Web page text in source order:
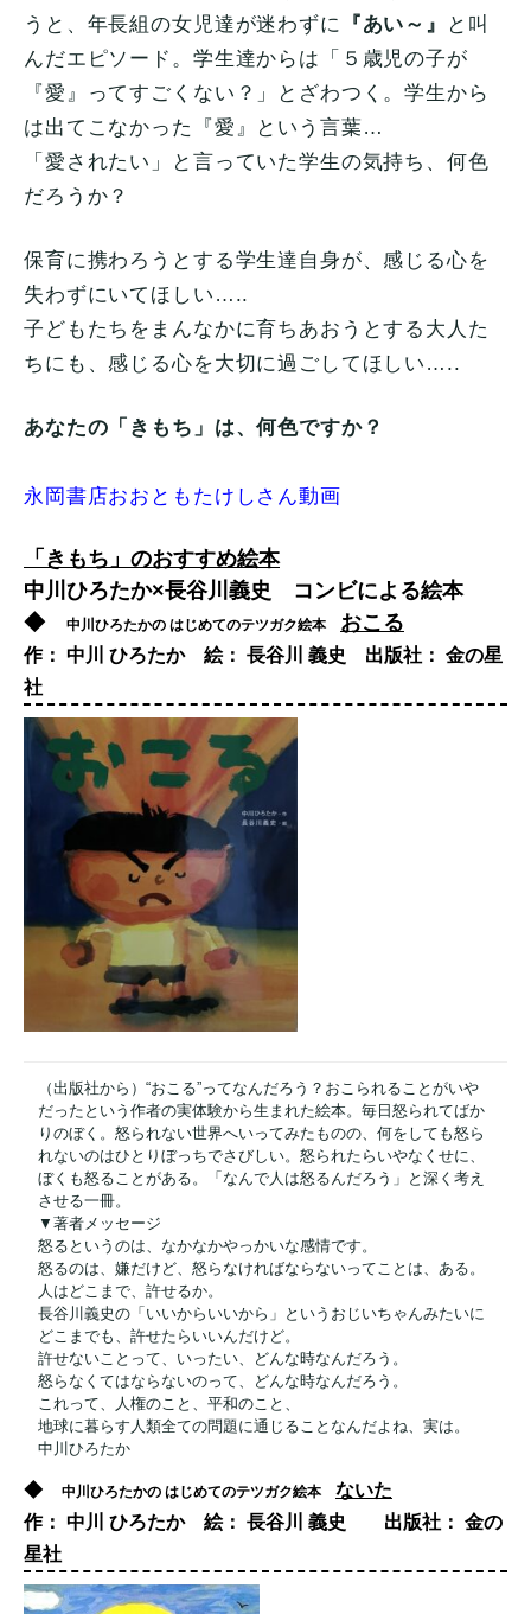
うと、年長組の女児達が迷わずに 『あい～』
と叫
んだエピソード。学生達からは「５歳児の子が
『愛』ってすごくない？」とざわつく。学生から
は出てこなかった『愛』という言葉…
「愛されたい」と言っていた学生の気持ち、何色
だろうか？
保育に携わろうとする学生達自身が、感じる心を
失わずにいてほしい…..
子どもたちをまんなかに育ちあおうとする大人た
ちにも、感じる心を大切に過ごしてほしい…..
あなたの「きもち」は、何色ですか？
永岡書店おおともたけしさん動画
「きもち」のおすすめ絵本
中川ひろたか×長谷川義史 コンビによる絵本
◆
中川ひろたかの はじめてのテツガク絵本 おこる
作： 中川 ひろたか 絵： 長谷川 義史 出版社： 金の星
社
（出版社から）“おこる”ってなんだろう？おこられることがいや
だったという作者の実体験から生まれた絵本。毎日怒られてばか
りのぼく。怒られない世界へいってみたものの、何をしても怒ら
れないのはひとりぼっちでさびしい。怒られたらいやなくせに、
ぼくも怒ることがある。「なんで人は怒るんだろう」と深く考え
させる一冊。
▼著者メッセージ
怒るというのは、なかなかやっかいな感情です。
怒るのは、嫌だけど、怒らなければならないってことは、ある。
人はどこまで、許せるか。
長谷川義史の「いいからいいから」というおじいちゃんみたいに
どこまでも、許せたらいいんだけど。
許せないことって、いったい、どんな時なんだろう。
怒らなくてはならないのって、どんな時なんだろう。
これって、人権のこと、平和のこと、
地球に暮らす人類全ての問題に通じることなんだよね、実は。
中川ひろたか
◆ 中川ひろたかの はじめてのテツガク絵本 ないた
作： 中川 ひろたか 絵： 長谷川 義史 出版社： 金の
星社